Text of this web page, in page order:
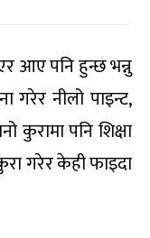
आए पनि हुन्छ भन्नु
गरेर नीलो पाइन्ट,
कुरामा पनि शिक्षा
गरेर केही फाइदा